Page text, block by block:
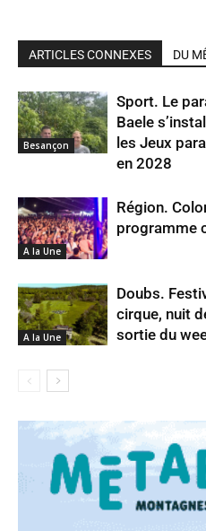
ARTICLES CONNEXES DU
Besançon
Sport. Le
Baele
les Jeux
en 2028
A la Une
Région.
programme
A la Une
Doubs.
cirque, nuit
sortie du